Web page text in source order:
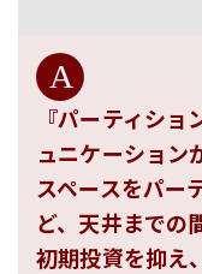
『パーティシ
ュニケーション
スペースをパー
ど、天井までの
初期投資を抑え